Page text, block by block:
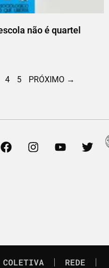
não é quartel
4 5 PRÓXIMO →
REDE